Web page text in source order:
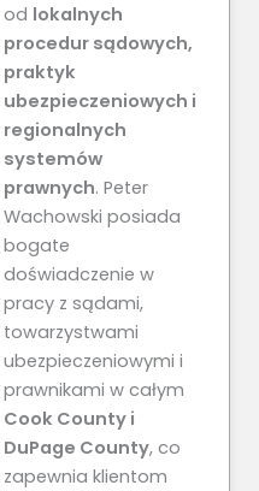
od lokalnych
procedur sądowych,
praktyk
ubezpieczeniowych i
regionalnych
systemów
prawnych. Peter
Wachowski posiada
bogate
doświadczenie w
pracy z sądami,
towarzystwami
ubezpieczeniowymi i
prawnikami w całym
Cook County i
DuPage County, co
zapewnia klientom